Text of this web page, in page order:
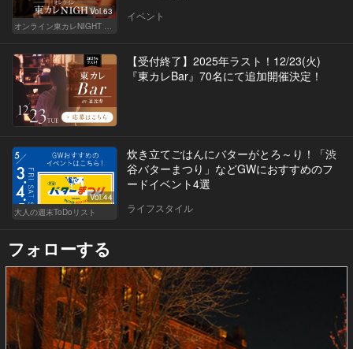
Vol.63
イベント
【受付終了】2025年ラスト！12/23(火)
『東カレBar』70名にて追加開催決定！
Vol.44
大人の週末ToDoリスト
炊き立てごはんにバターがとろ～り！「渋
谷バターまつり」などGWにおすすめのフ
ードイベント4選
ライフスタイル
フォローする